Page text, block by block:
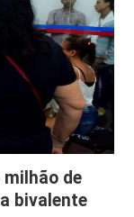
de
bivalente